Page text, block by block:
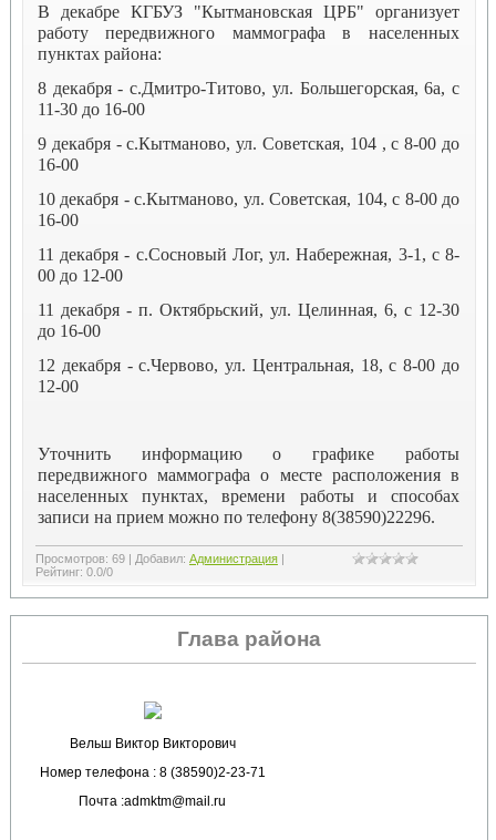
В декабре КГБУЗ "Кытмановская ЦРБ" организует
работу передвижного маммографа в населенных
пунктах района:
8 декабря - с.Дмитро-Титово, ул. Большегорская, 6а, с
11-30 до 16-00
9 декабря - с.Кытманово, ул. Советская, 104 , с 8-00 до
16-00
10 декабря - с.Кытманово, ул. Советская, 104, с 8-00 до
16-00
11 декабря - с.Сосновый Лог, ул. Набережная, 3-1, с 8-
00 до 12-00
11 декабря - п. Октябрьский, ул. Целинная, 6, с 12-30
до 16-00
12 декабря - с.Червово, ул. Центральная, 18, с 8-00 до
12-00
Уточнить информацию о графике работы
передвижного маммографа о месте расположения в
населенных пунктах, времени работы и способах
записи на прием можно по телефону 8(38590)22296.
Просмотров: 69| Добавил: Администрация |
Рейтинг: 0.0/0
Глава района
Вельш Виктор Викторович
Номер телефона : 8 (38590)2-23-71
Почта :admktm@mail.ru